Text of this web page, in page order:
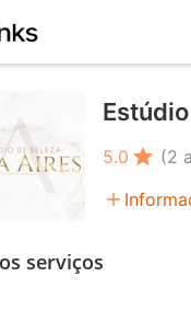
5.0 star (2
add
serviços